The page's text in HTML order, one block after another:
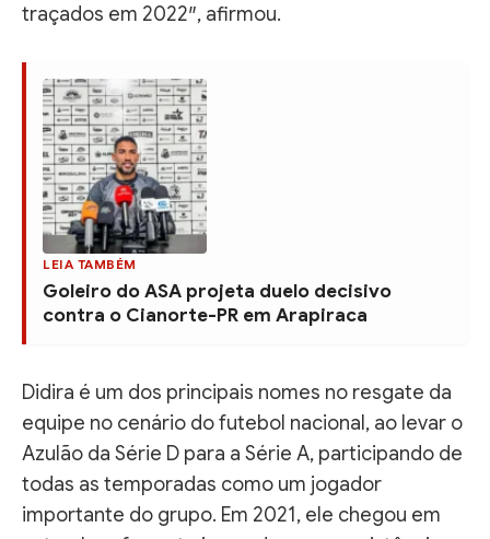
traçados em 2022″, afirmou.
LEIA TAMBÉM
Goleiro do ASA projeta duelo decisivo
contra o Cianorte-PR em Arapiraca
Didira é um dos principais nomes no resgate da
equipe no cenário do futebol nacional, ao levar o
Azulão da Série D para a Série A, participando de
todas as temporadas como um jogador
importante do grupo. Em 2021, ele chegou em